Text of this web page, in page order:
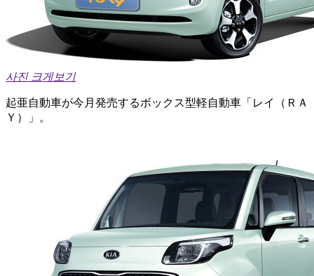
사진 크게보기
起亜自動車が今月発売するボックス型軽自動車「レイ（ＲＡ
Ｙ）」。